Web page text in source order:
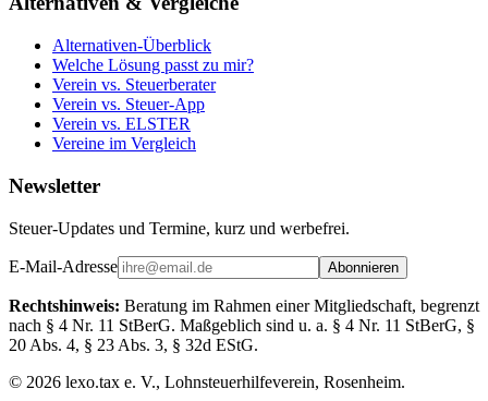
Alternativen-Überblick
Welche Lösung passt zu mir?
Verein vs. Steuerberater
Verein vs. Steuer-App
Verein vs. ELSTER
Vereine im Vergleich
Newsletter
Steuer-Updates und Termine, kurz und werbefrei.
E-Mail-Adresse Abonnieren
Rechtshinweis: Beratung im Rahmen einer Mitgliedschaft, begrenzt
nach § 4 Nr. 11 StBerG. Maßgeblich sind u. a. § 4 Nr. 11 StBerG, §
20 Abs. 4, § 23 Abs. 3, § 32d EStG.
© 2026 lexo.tax e. V., Lohnsteuerhilfeverein, Rosenheim.